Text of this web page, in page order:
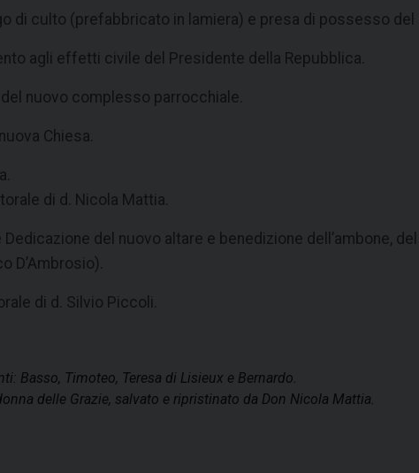
di culto (prefabbricato in lamiera) e presa di possesso
agli effetti civile del Presidente della Repubblica.
nuovo complesso parrocchiale.
Chiesa.
di d. Nicola Mattia.
del nuovo altare e benedizione dell’ambone, del
D’Ambrosio).
di d. Silvio Piccoli.
Basso, Timoteo, Teresa di Lisieux e Bernardo.
delle Grazie, salvato e ripristinato da Don Nicola Mattia.